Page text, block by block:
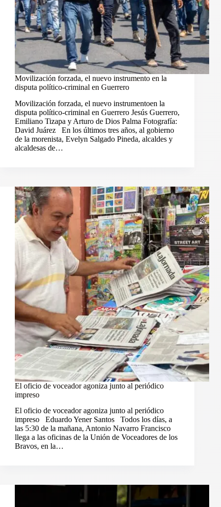
Movilización forzada, el nuevo instrumento en la
disputa político-criminal en Guerrero
Movilización forzada, el nuevo instrumentoen la
disputa político-criminal en Guerrero Jesús Guerrero,
Emiliano Tizapa y Arturo de Dios Palma Fotografía:
David Juárez En los últimos tres años, al gobierno
de la morenista, Evelyn Salgado Pineda, alcaldes y
alcaldesas de…
El oficio de voceador agoniza junto al periódico
impreso
El oficio de voceador agoniza junto al periódico
impreso Eduardo Yener Santos Todos los días, a
las 5:30 de la mañana, Antonio Navarro Francisco
llega a las oficinas de la Unión de Voceadores de los
Bravos, en la…